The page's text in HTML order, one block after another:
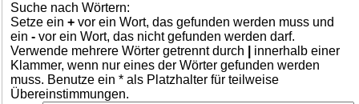
Suche nach Wörtern:
Setze ein + vor ein Wort, das gefunden werden muss und
ein - vor ein Wort, das nicht gefunden werden darf.
Verwende mehrere Wörter getrennt durch
innerhalb einer
Klammer, wenn nur eines der Wörter gefunden werden
muss. Benutze ein * als Platzhalter für teilweise
Übereinstimmungen.